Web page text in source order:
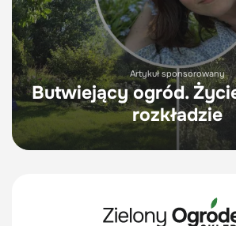
Artykuł sponsorowany
Butwiejący ogród.
rozkładzie